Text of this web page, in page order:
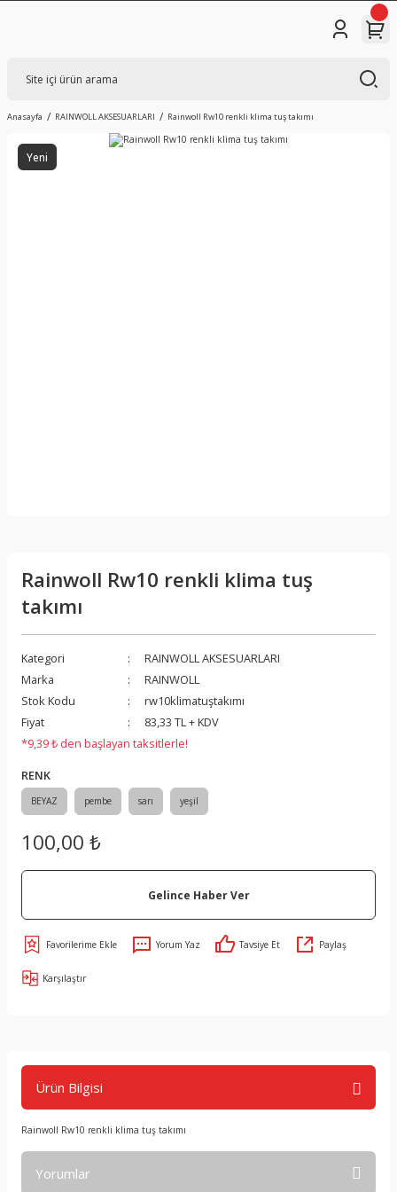
Anasayfa RAINWOLL AKSESUARLARI Rainwoll Rw10 renkli klima tuş takımı
Yeni
Rainwoll Rw10 renkli klima tuş
takımı
Kategori
RAINWOLL AKSESUARLARI
Marka
RAINWOLL
Stok Kodu
rw10klimatuştakımı
Fiyat
83,33 TL + KDV
*9,39 ₺ den başlayan taksitlerle!
RENK
BEYAZ pembe sarı yeşil
100,00 ₺
Gelince Haber Ver
Yorum Yaz Tavsiye Et Paylaş
Karşılaştır
Ürün Bilgisi
Rainwoll Rw10 renkli klima tuş takımı
Yorumlar